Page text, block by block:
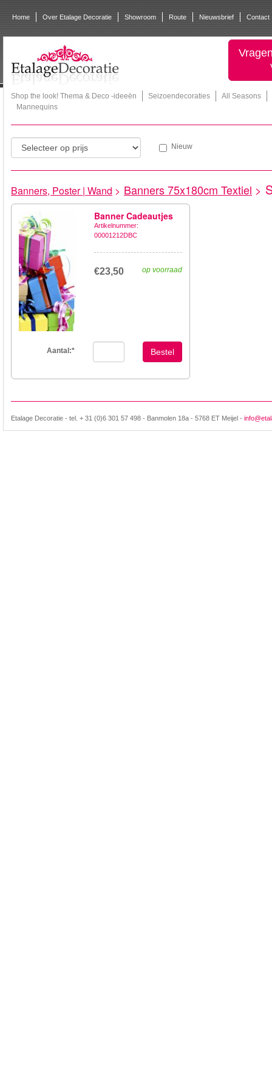
Home Over Etalage Decoratie Showroom Route Nieuwsbrief Contact
Shop the look! Thema & Deco -ideeën Seizoendecoraties
All Seasons
Mannequins
Nieuw
Banners, Poster | Wand > Banners 75x180cm Textiel >
Banner Cadeautjes
Artikelnummer:
00001212DBC
op voorraad
€23,50
Aantal:* Bestel
Etalage Decoratie - tel. + 31 (0)6 301 57 498 - Banmolen 18a - 5768 ET Meijel -